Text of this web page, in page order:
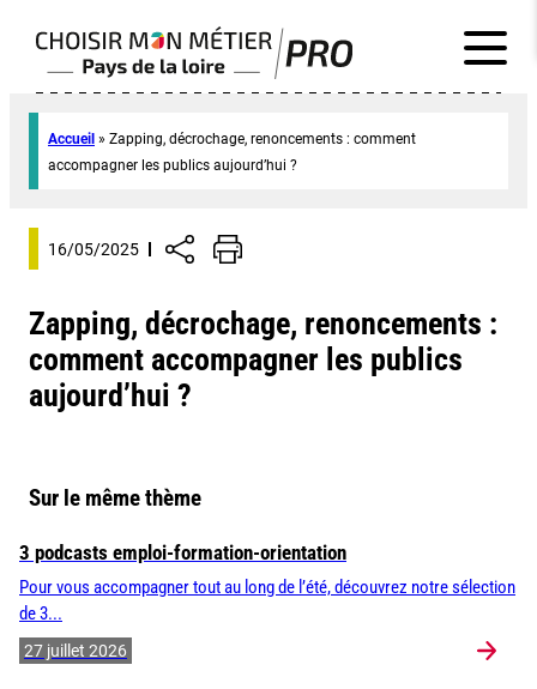
Accueil » Zapping, décrochage, renoncements : comment
accompagner les publics aujourd’hui ?
16/05/2025
Zapping, décrochage, renoncements :
comment accompagner les publics
aujourd’hui ?
Sur le même thème
3 podcasts emploi-formation-orientation
Pour vous accompagner tout au long de l’été, découvrez notre sélection
de 3...
27 juillet 2026